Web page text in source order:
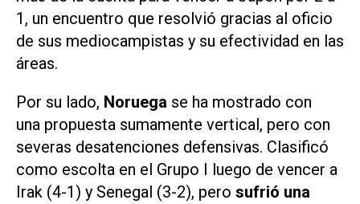
1, un encuentro que resolvió gracias al oficio
de sus mediocampistas y su efectividad en las
áreas.
Por su lado, Noruega se ha mostrado con
una propuesta sumamente vertical, pero con
severas desatenciones defensivas. Clasificó
como escolta en el Grupo I luego de vencer a
Irak (4-1) y Senegal (3-2), pero sufrió una